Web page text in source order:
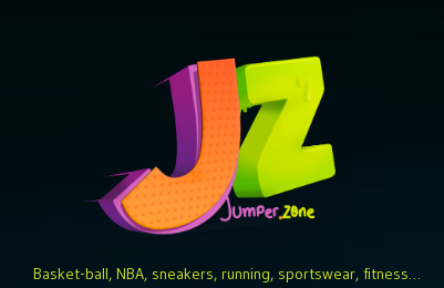
Basket-ball, NBA, sneakers, running, sportswear, fitness…